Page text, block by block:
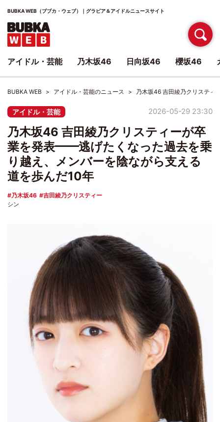
BUBKA WEB（ブブカ・ウェブ）｜グラビア＆アイドルニュースサイト
BUBKA WEB アイドル・芸能のニュース 乃木坂46 吉田綾乃クリスティ
アイドル・芸能 2026-05-29 23:30
乃木坂46 吉田綾乃クリスティーが卒
業を発表━━逃げたくなった過去を乗
り越え、メンバーを陰ながら支える
道を歩んだ10年
乃木坂46
吉田綾乃クリスティー
シン
アイドル・芸能 乃木坂46 日向坂46 櫻坂46